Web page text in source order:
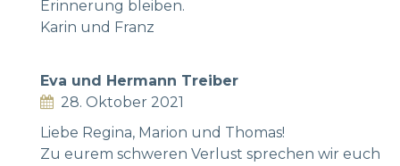
Erinnerung bleiben.
Karin und Franz
Eva und Hermann Treiber
28. Oktober 2021
Liebe Regina, Marion und Thomas!
Zu eurem schweren Verlust sprechen wir euch